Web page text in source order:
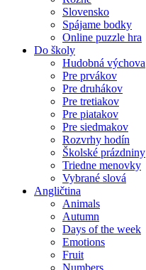
Slovensko
Spájame bodky
Online puzzle hra
Do školy
Hudobná výchova
Pre prvákov
Pre druhákov
Pre tretiakov
Pre piatakov
Pre siedmakov
Rozvrhy hodín
Školské prázdniny
Triedne menovky
Vybrané slová
Angličtina
Animals
Autumn
Days of the week
Emotions
Fruit
Numbers